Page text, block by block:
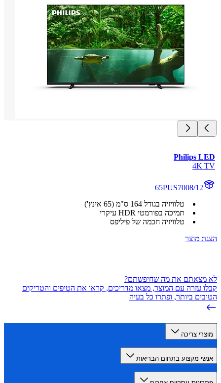
Philips
4K
65PUS7008/12
טלוויזיה בגודל 164 ס"מ (65 אינץ')
תמיכה בפורמטי HDR עיקרי
טלוויזיה חכמה של פיליפס
מוצר
את מה שחיפשתם?
עזרה עם המוצר, מצאו מדריכים, קראו את הטיפים והטריקים
ביותר, ופתרו כל בעיה
צריכה
מקצוע בתחום הבריאות